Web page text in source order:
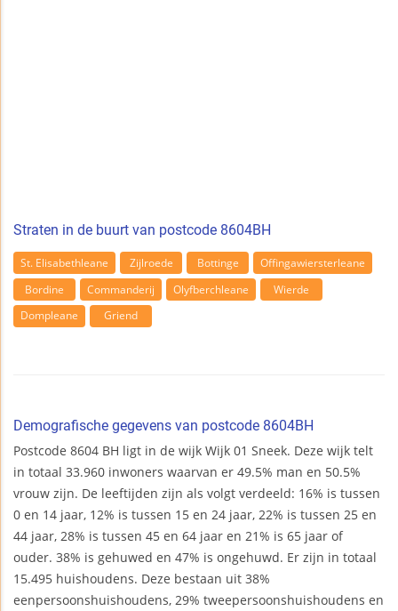
Straten in de buurt van postcode 8604BH
St. Elisabethleane Zijlroede Bottinge
Offingawiersterleane
Bordine
Commanderij Olyfberchleane
Wierde
Dompleane
Griend
Demografische gegevens van postcode 8604BH
Postcode 8604 BH ligt in de wijk Wijk 01 Sneek. Deze wijk telt
in totaal 33.960 inwoners waarvan er 49.5% man en 50.5%
vrouw zijn. De leeftijden zijn als volgt verdeeld: 16% is tussen
0 en 14 jaar, 12% is tussen 15 en 24 jaar, 22% is tussen 25 en
44 jaar, 28% is tussen 45 en 64 jaar en 21% is 65 jaar of
ouder. 38% is gehuwed en 47% is ongehuwd. Er zijn in totaal
15.495 huishoudens. Deze bestaan uit 38%
eenpersoonshuishoudens, 29% tweepersoonshuishoudens en